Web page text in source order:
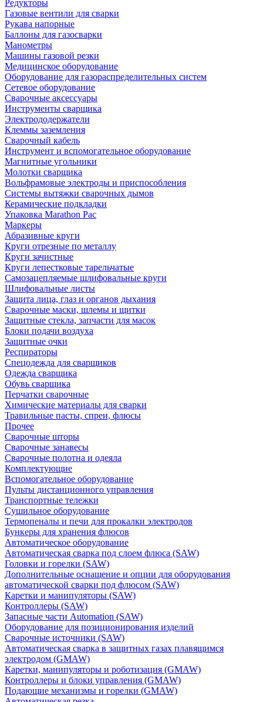
Редукторы
Газовые вентили для сварки
Рукава напорные
Баллоны для газосварки
Манометры
Машины газовой резки
Медицинское оборудование
Оборудование для газораспределительных систем
Сетевое оборудование
Сварочные аксессуары
Инструменты сварщика
Электрододержатели
Клеммы заземления
Сварочный кабель
Инструмент и вспомогательное оборудование
Магнитные угольники
Молотки сварщика
Вольфрамовые электроды и приспособления
Системы вытяжки сварочных дымов
Керамические подкладки
Упаковка Marathon Pac
Маркеры
Абразивные круги
Круги отрезные по металлу
Круги зачистные
Круги лепестковые тарельчатые
Самозацепляемые шлифовальные круги
Шлифовальные листы
Защита лица, глаз и органов дыхания
Сварочные маски, шлемы и щитки
Защитные стекла, запчасти для масок
Блоки подачи воздуха
Защитные очки
Респираторы
Спецодежда для сварщиков
Одежда сварщика
Обувь сварщика
Перчатки сварочные
Химические материалы для сварки
Травильные пасты, спреи, флюсы
Прочее
Сварочные шторы
Сварочные занавесы
Сварочные полотна и одеяла
Комплектующие
Вспомогательное оборудование
Пульты дистанционного управления
Транспортные тележки
Сушильное оборудование
Термопеналы и печи для прокалки электродов
Бункеры для хранения флюсов
Автоматическое оборудование
Автоматическая сварка под слоем флюса (SAW)
Головки и горелки (SAW)
Дополнительные оснащение и опции для оборудования
автоматической сварки под флюсом (SAW)
Каретки и манипуляторы (SAW)
Контроллеры (SAW)
Запасные части Automation (SAW)
Оборудование для позиционирования изделий
Сварочные источники (SAW)
Автоматическая сварка в защитных газах плавящимся
электродом (GMAW)
Каретки, манипуляторы и роботизация (GMAW)
Контроллеры и блоки управления (GMAW)
Подающие механизмы и горелки (GMAW)